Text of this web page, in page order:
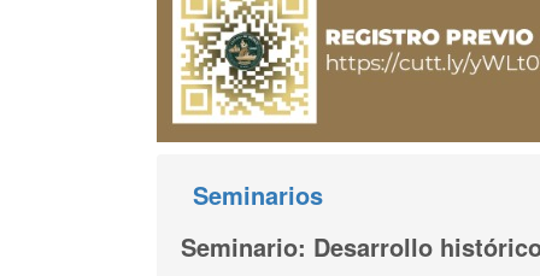
Seminarios
Seminario: Desarrollo